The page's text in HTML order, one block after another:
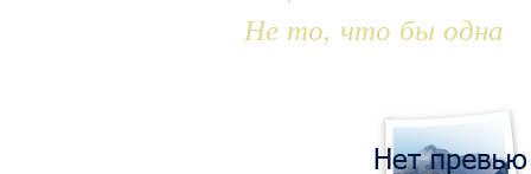
Не то, что бы одна